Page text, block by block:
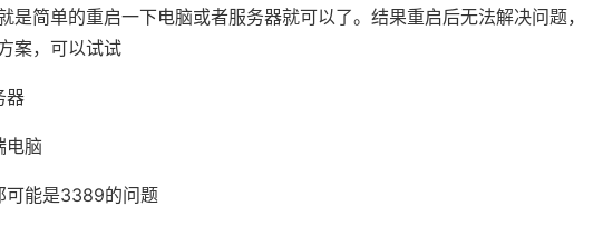
是简单的重启一下电脑或者服务器就可以了。结果重启后无法解决问题，
案，可以试试
器
电脑
可能是3389的问题